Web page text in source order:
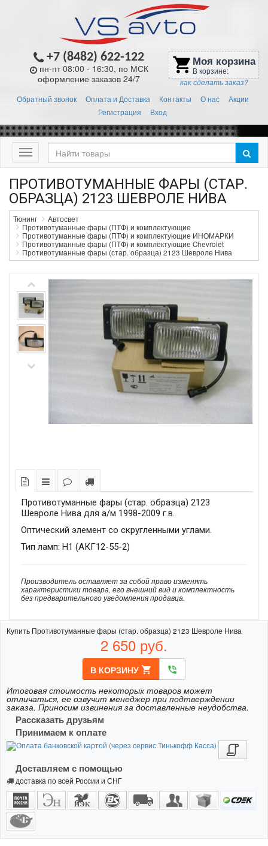
+7 (8482) 622-122
пн-пт 08:00 - 16:30, по МСК
оформление заказов 24/7
shopping_cart Моя корзина
В корзине:
как сделать заказ?
Обратный звонок Оплата и Доставка Контакты О нас
Акции
Регистрация
Вход
Меню
ПРОТИВОТУМАННЫЕ ФАРЫ (СТАР.
ОБРАЗЦА) 2123 ШЕВРОЛЕ НИВА
Тюнинг
Автосвет
Противотуманные фары (ПТФ) и комплектующие
Противотуманные фары (ПТФ) и комплектующие ИНОМАРКИ
Противотуманные фары (ПТФ) и комплектующие Chevrolet
Противотуманные фары (стар. образца) 2123 Шевроле Нива
Противотуманные фары (стар. образца) 2123
Шевроле Нива для а/м 1998-2009 г.в.
Оптический элемент со скругленными углами.
Тип ламп: H1 (АКГ12-55-2)
Производитель оставляет за собой право изменять
характеристики товара, его внешний вид и комплектность
без предварительного уведомления продавца.
Купить Противотуманные фары (стар. образца) 2123 Шевроле Нива
2 650 руб.
В КОРЗИНУ shopping_cart phone_in_talk
Итоговая стоимость некоторых товаров может
отличаться, ее озвучит менеджер при подтверждении
заказа. Приносим извинения за доставленные неудобства.
Рассказать друзьям
Принимаем к оплате
Доставляем с помощью
доставка по всей России и СНГ